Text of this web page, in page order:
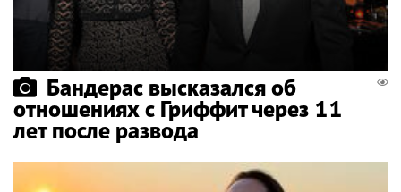
Бандерас высказался об
отношениях с Гриффит через 11
лет после развода